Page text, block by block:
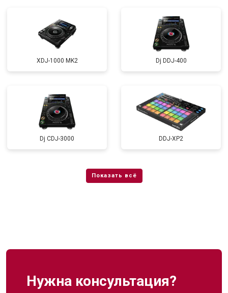
XDJ-1000 MK2 Dj DDJ-400
Dj CDJ-3000 DDJ-XP2
Нужна консультация?